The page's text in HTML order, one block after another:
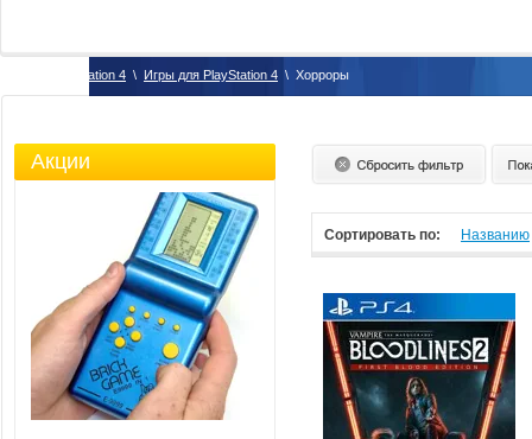
PlayStation 4 \ Игры для PlayStation 4 \ Хорроры
Акции
Сортировать по: Названию